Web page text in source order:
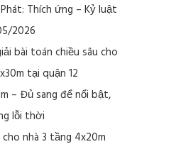
Thích ứng – Kỷ luật
2026
bài toán chiều sâu cho
tại quận 12
– Đủ sang để nổi bật,
lỗi thời
nhà 3 tầng 4x20m